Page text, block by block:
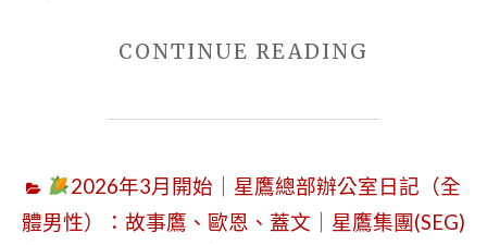
STARRY
GROUP
(SEG)
CONTINUE READING
4
21
日
2026年3月開始｜星鷹總部辦公室日記（全
體男性）：故事鷹、歐恩、蓋文｜星鷹集團(SEG)